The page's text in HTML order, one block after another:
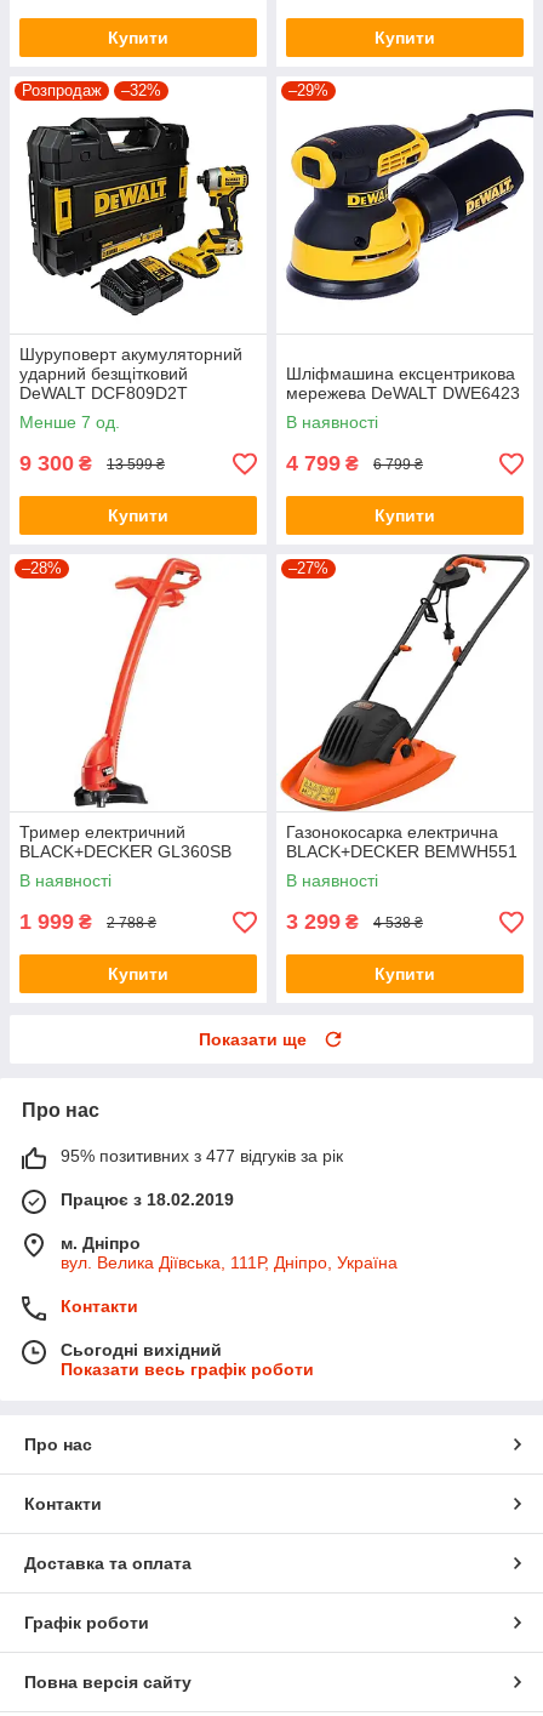
Купити Купити
Розпродаж –32%
Шуруповерт акумуляторний
ударний безщітковий
DeWALT DCF809D2T
Менше 7 од.
9 300 ₴ 13 599 ₴
Купити
–29%
Шліфмашина ексцентрикова
мережева DeWALT DWE6423
В наявності
4 799 ₴ 6 799 ₴
Купити
–28%
Тример електричний
BLACK+DECKER GL360SB
В наявності
1 999 ₴ 2 788 ₴
Купити
–27%
Газонокосарка електрична
BLACK+DECKER BEMWH551
В наявності
3 299 ₴ 4 538 ₴
Купити
Показати ще
Про нас
95% позитивних з 477 відгуків за рік
Працює з 18.02.2019
м. Дніпро
вул. Велика Діївська, 111Р, Дніпро, Україна
Контакти
Сьогодні вихідний
Показати весь графік роботи
Про нас
Контакти
Доставка та оплата
Графік роботи
Повна версія сайту